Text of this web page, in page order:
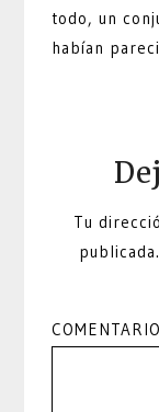
todo, un
habían
Tu
publicada.
COMENTARIO